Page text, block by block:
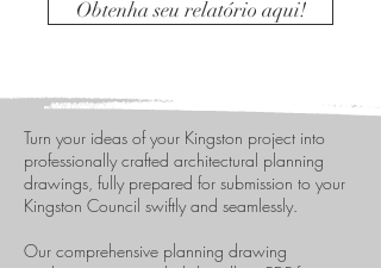
Obtenha seu relatório aqui!
Turn your ideas of your Kingston project into
professionally crafted architectural planning
drawings, fully prepared for submission to your
Kingston Council swiftly and seamlessly.
​Our comprehensive planning drawing